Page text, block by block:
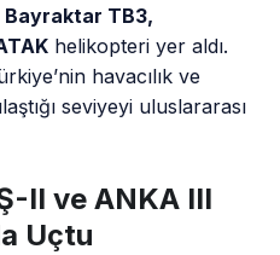
Bayraktar TB3,
helikopteri yer aldı.
havacılık ve
seviyeyi uluslararası
II ve ANKA III
Uçtu